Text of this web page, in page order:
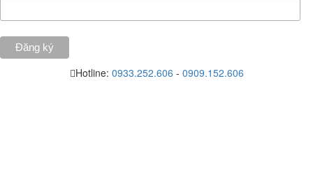
Hotline: 0933.252.606 - 0909.152.606